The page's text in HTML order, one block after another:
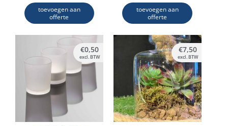
toevoegen aan
offerte
toevoegen aan
offerte
€0,50
excl. BTW
€7,50
excl. BTW